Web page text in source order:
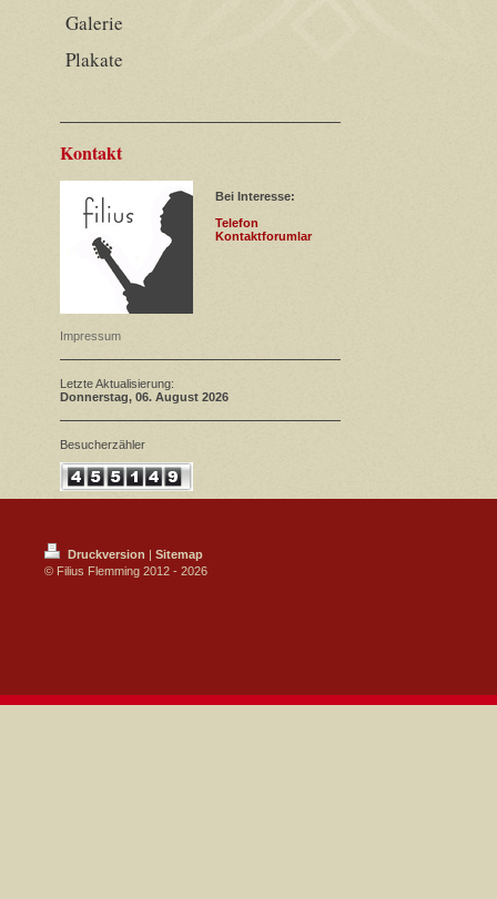
Galerie
Plakate
Kontakt
Bei Interesse:
Telefon
Kontaktforumlar
Impressum
Letzte Aktualisierung:
Donnerstag, 06. August 2026
Besucherzähler
Druckversion | Sitemap
© Filius Flemming 2012 - 2026